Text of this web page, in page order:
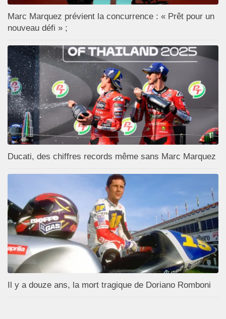
Marc Marquez prévient la concurrence : « Prêt pour un
nouveau défi » ;
Ducati, des chiffres records même sans Marc Marquez
Il y a douze ans, la mort tragique de Doriano Romboni